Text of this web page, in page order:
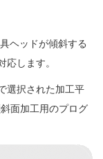
ヘッドが傾斜する
します。
選択された加工平
面加工用のプログ